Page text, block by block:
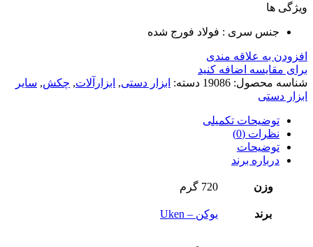
ویژگی ها
جنس سری : فولاد فورج شده
افزودن به علاقه مندی
برای مقایسه اضافه کنید
شناسه محصول: 19086 دسته: ابزار دستی, ابزارآلات, چکش, سایر
ابزار دستی
توضیحات تکمیلی
نظرات (0)
توضیحات
درباره برند
وزن 720 گرم
برند یوکن – Uken